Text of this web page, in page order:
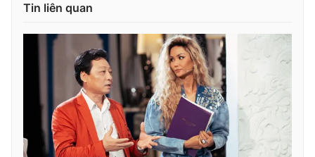
Tin liên quan